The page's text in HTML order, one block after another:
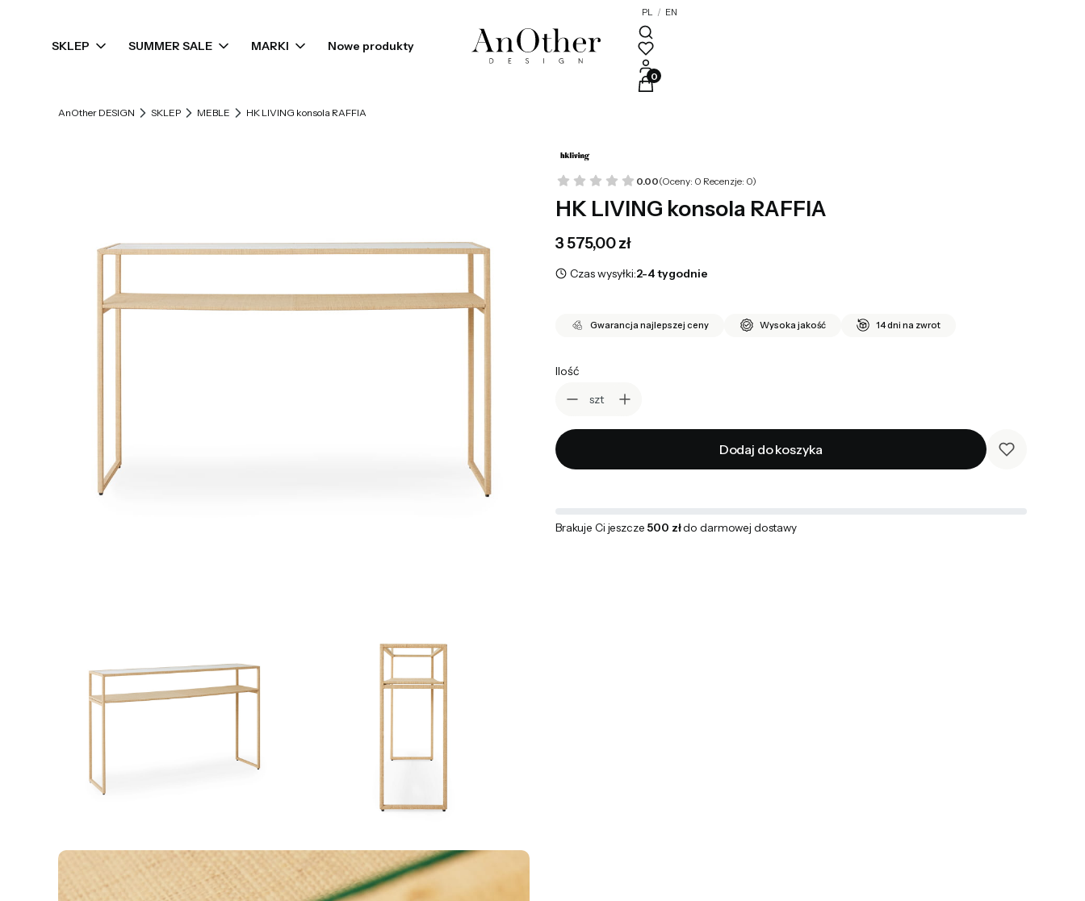
SKLEP SUMMER SALE MARKI Nowe produkty
PL / EN
Produkty w koszyku: 0. Zobacz szczegóły
AnOther DESIGN SKLEP MEBLE HK LIVING konsola RAFFIA
0.00(Oceny: 0 Recenzje: 0)
HK LIVING konsola RAFFIA
Cena
3 575,00 zł
Czas wysyłki:2-4 tygodnie
Gwarancja najlepszej ceny Wysoka jakość 14 dni na zwrot
Ilość
szt
Dodaj do koszyka
Brakuje Ci jeszcze 500 złdo darmowej dostawy